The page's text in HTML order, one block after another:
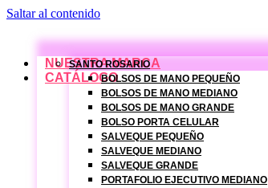
Saltar al contenido
NUESTRA MARCA
CATÁLOGO
SANTO ROSARIO
BOLSOS DE MANO PEQUEÑO
BOLSOS DE MANO MEDIANO
BOLSOS DE MANO GRANDE
BOLSO PORTA CELULAR
SALVEQUE PEQUEÑO
SALVEQUE MEDIANO
SALVEQUE GRANDE
PORTAFOLIO EJECUTIVO MEDIANO